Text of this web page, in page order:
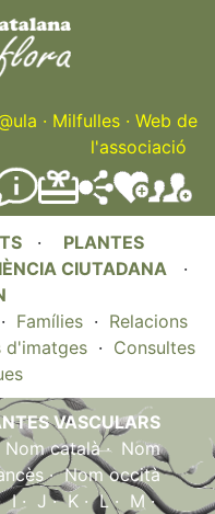
· Milfulles · Web de
l'associació
· PLANTES
CIUTADANA ·
· Famílies · Relacions
d'imatges · Consultes
VASCULARS
Nom català· Nom
·Nom occità
I· J ·K ·L· M·